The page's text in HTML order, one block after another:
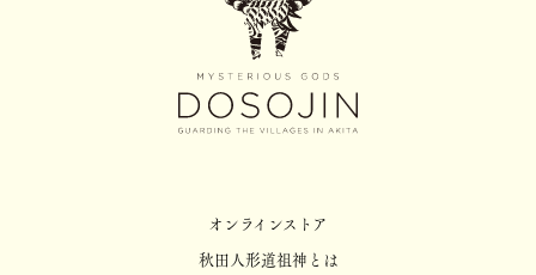
オンラインストア
秋田人形道祖神とは